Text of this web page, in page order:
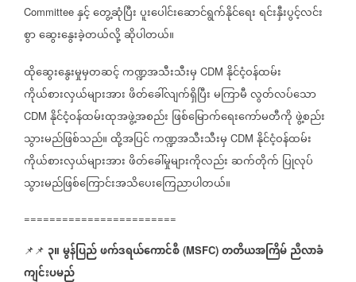
Committee နှင့်တွေ့ဆုံပြီးပူးပေါင်းဆောင်ရွက်နိုင်ရေးရင်းနှီးပွင့်လင်း
စွာဆွေးနွေးခဲ့တယ်လို့ဆိုပါတယ်။
ထိုဆွေးနွေးမှုမှတဆင့်ကဏ္ဍအသီးသီးမှ CDM နိုင်ငံ့ဝန်ထမ်း
ကိုယ်စားလှယ်များအားဖိတ်ခေါ်လျက်ရှိပြီးမကြာမီလွတ်လပ်သော
CDM နိုင်ငံ့ဝန်ထမ်းထုအဖွဲ့အစည်း ဖြစ်မြောက်ရေးကော်မတီကိုဖွဲ့စည်း
သွားမည်ဖြစ်သည်။ထို့အပြင်ကဏ္ဍအသီးသီးမှ CDM နိုင်ငံ့ဝန်ထမ်း
ကိုယ်စားလှယ်များအားဖိတ်ခေါ်မှုများကိုလည်းဆက်တိုက် ပြုလုပ်
သွားမည်ဖြစ်ကြောင်းအသိပေးကြေညာပါတယ်။
========================
📌📌 ၃။မွန်ပြည်ဖက်ဒရယ်ကောင်စီ (MSFC) တတိယအကြိမ်ညီလာခံ
ကျင်းပမည်